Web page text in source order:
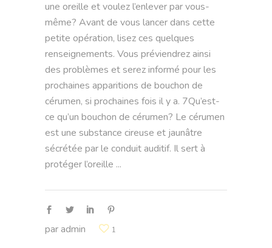
une oreille et voulez l’enlever par vous-
même? Avant de vous lancer dans cette
petite opération, lisez ces quelques
renseignements. Vous préviendrez ainsi
des problèmes et serez informé pour les
prochaines apparitions de bouchon de
cérumen, si prochaines fois il y a. 7Qu’est-
ce qu’un bouchon de cérumen? Le cérumen
est une substance cireuse et jaunâtre
sécrétée par le conduit auditif. Il sert à
protéger l’oreille
paradmin 1